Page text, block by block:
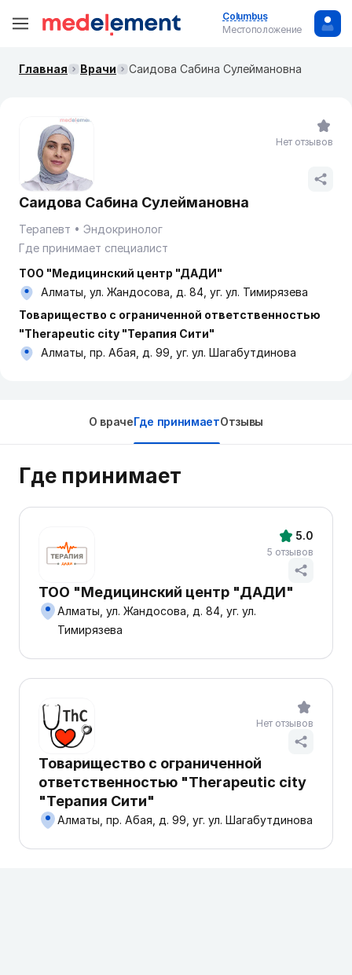
Columbus
Местоположение
Главная Врачи Саидова Сабина Сулеймановна
Саидова Сабина Сулеймановна
Терапевт
Эндокринолог
Где принимает специалист
ТОО "Медицинский центр "ДАДИ"
Алматы, ул. Жандосова, д. 84, уг. ул. Тимирязева
Товарищество с ограниченной ответственностью
"Therapeutic city "Терапия Сити"
Алматы, пр. Абая, д. 99, уг. ул. Шагабутдинова
Нет отзывов
О врачеГде принимаетОтзывы
Где принимает
ТОО "Медицинский центр "ДАДИ"
Алматы, ул. Жандосова, д. 84, уг. ул.
Тимирязева
5.0
5 отзывов
Товарищество с ограниченной
ответственностью "Therapeutic city
"Терапия Сити"
Алматы, пр. Абая, д. 99, уг. ул. Шагабутдинова
Нет отзывов